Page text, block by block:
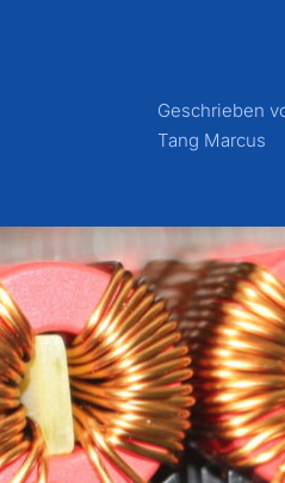
Geschrieben
Tang Marcus